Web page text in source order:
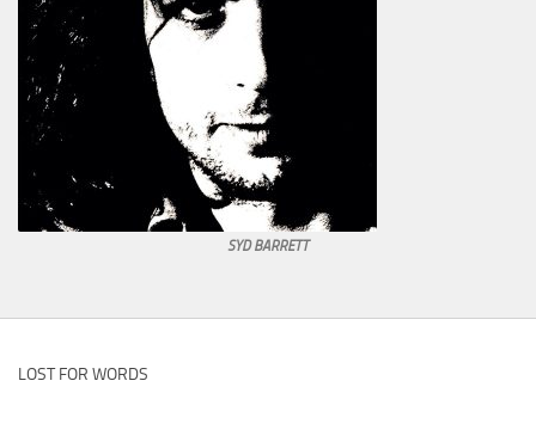
SYD BARRETT
LOST FOR WORDS